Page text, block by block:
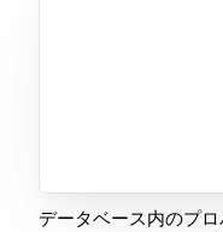
データベース内のプ